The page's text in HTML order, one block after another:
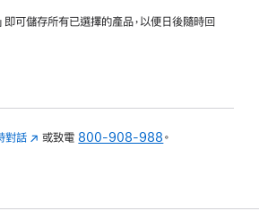
即可儲存所有已選擇的產品，以便日後隨時回
對話 (以
開
或致電 800-908-988 。